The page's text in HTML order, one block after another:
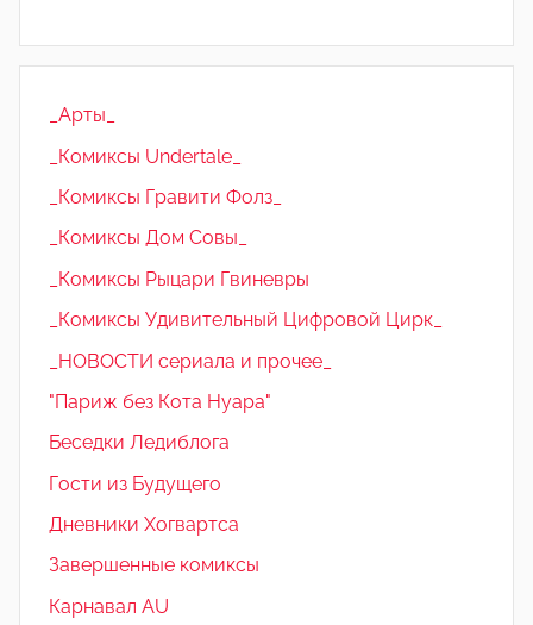
_Арты_
_Комиксы Undertale_
_Комиксы Гравити Фолз_
_Комиксы Дом Совы_
_Комиксы Рыцари Гвиневры
_Комиксы Удивительный Цифровой Цирк_
_НОВОСТИ сериала и прочее_
"Париж без Кота Нуара"
Беседки Ледиблога
Гости из Будущего
Дневники Хогвартса
Завершенные комиксы
Карнавал AU